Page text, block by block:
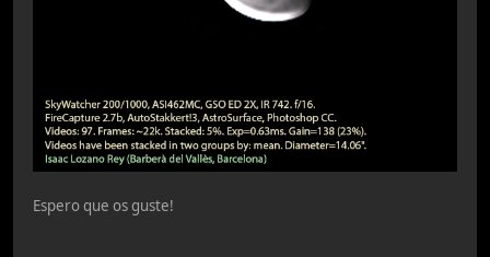
Espero que os guste!